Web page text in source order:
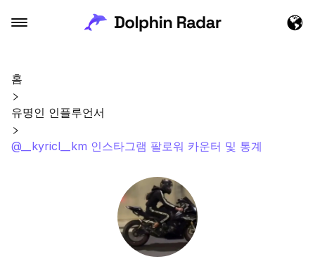
홈
유명인 인플루언서
@__kyricl__km 인스타그램 팔로워 카운터 및 통계